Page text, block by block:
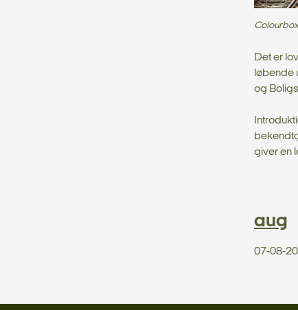
Colourbox
Det er
løbende
og
giver en
aug
07-08-